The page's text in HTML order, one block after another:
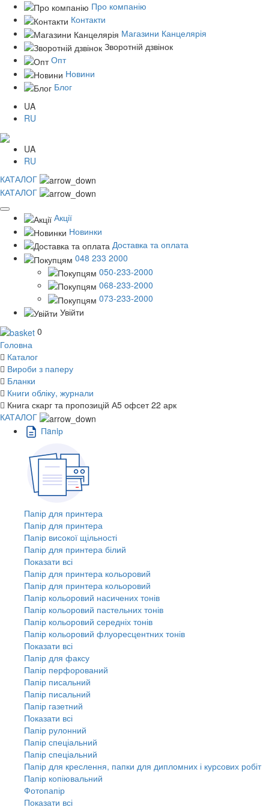
Про компанію
Контакти
Магазини Канцелярія
Зворотній дзвінок
Опт
Новини
Блог
UA
RU
UA
RU
КАТАЛОГ
КАТАЛОГ
Акції
Новинки
Доставка та оплата
048 233 2000
050-233-2000
068-233-2000
073-233-2000
Увійти
0
Головна
Каталог
Вироби з паперу
Бланки
Книги обліку, журнали
Книга скарг та пропозицій А5 офсет 22 арк
КАТАЛОГ
Пaпiр
Папір для принтера
Папір для принтера
Папір високої щільності
Папір для принтера білий
Показати всі
Папір для принтера кольоровий
Папір для принтера кольоровий
Папір кольоровий насичених тонів
Папір кольоровий пастельних тонів
Папір кольоровий середніх тонів
Папір кольоровий флуоресцентних тонів
Показати всі
Папір для факсу
Папір перфорований
Папір писальний
Папір писальний
Папір газетний
Показати всі
Папір рулонний
Папір спеціальний
Папір спеціальний
Папір для креслення, папки для дипломних і курсових робіт
Папір копіювальний
Фотопапір
Показати всі